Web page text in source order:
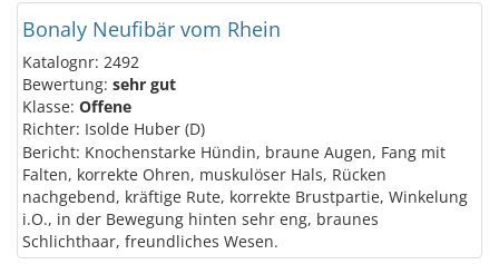
Bonaly Neufibär vom Rhein
Katalognr: 2492
Bewertung: sehr gut
Klasse: Offene
Richter: Isolde Huber (D)
Bericht: Knochenstarke Hündin, braune Augen, Fang mit
Falten, korrekte Ohren, muskulöser Hals, Rücken
nachgebend, kräftige Rute, korrekte Brustpartie, Winkelung
i.O., in der Bewegung hinten sehr eng, braunes
Schlichthaar, freundliches Wesen.